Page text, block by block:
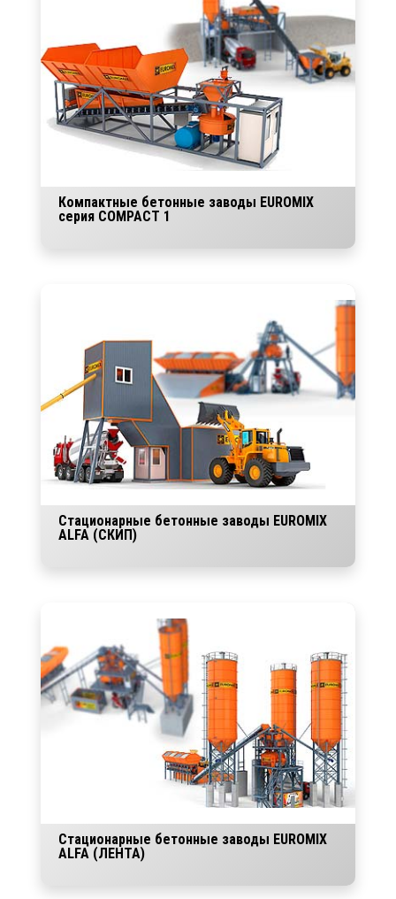
Компактные бетонные заводы EUROMIX
серия COMPACT 1
Стационарные бетонные заводы EUROMIX
ALFA (СКИП)
Стационарные бетонные заводы EUROMIX
ALFA (ЛЕНТА)